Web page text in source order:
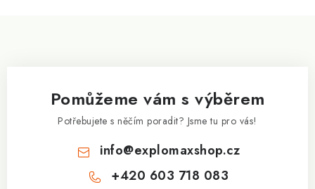
Pomůžeme vám s výběrem
Potřebujete s něčím poradit? Jsme tu pro vás!
info@explomaxshop.cz
+420 603 718 083